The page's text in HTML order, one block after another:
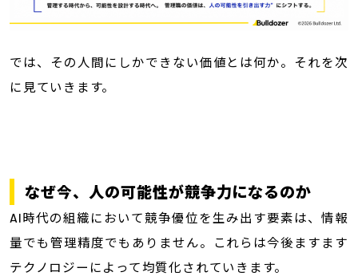
では、その人間にしかできない価値とは何か。それを次
に見ていきます。
なぜ今、人の可能性が競争力になるのか
AI時代の組織において競争優位を生み出す要素は、情報
量でも管理精度でもありません。これらは今後ますます
テクノロジーによって均質化されていきます。